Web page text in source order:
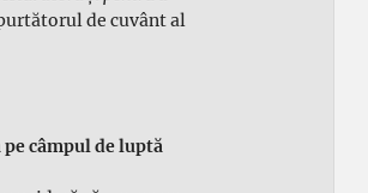
de cuvânt al
pe câmpul de luptă